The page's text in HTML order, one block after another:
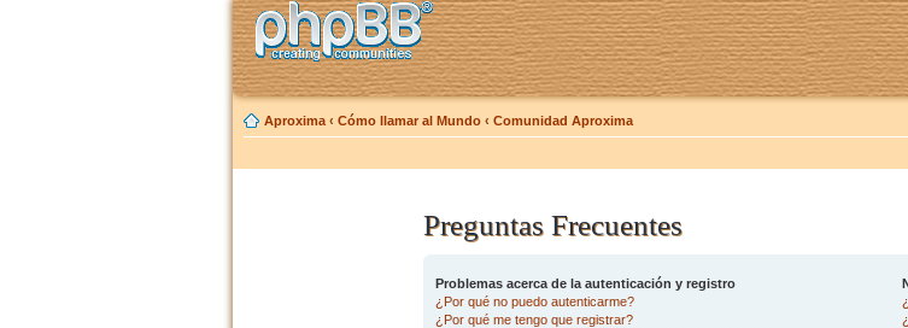
Aproxima ‹ Cómo llamar al Mundo ‹ Comunidad Aproxima
Preguntas Frecuentes
Problemas acerca de la autenticación y registro
¿Por qué no puedo autenticarme?
¿Por qué me tengo que registrar?